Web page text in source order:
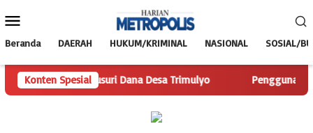
ke
Mobile
Beranda DAERAH HUKUM/KRIMINAL NASIONAL SOSIAL/
Konten Spesial
Telusuri Dana Desa Trimulyo Pengguna Jalan